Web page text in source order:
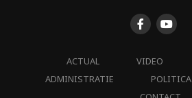
ACTUAL VIDEO
ADMINISTRATIE
POLITICA